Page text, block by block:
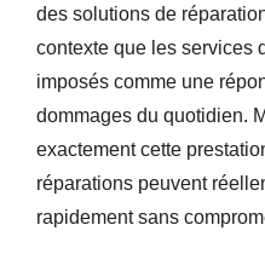
des solutions de
contexte que les services
imposés comme une
dommages du quotidien.
exactement cette
réparations peuvent
rapidement sans